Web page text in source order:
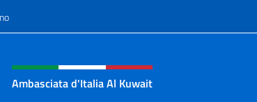
sito, social e menù
Ambasciata d'Italia Al Kuwait